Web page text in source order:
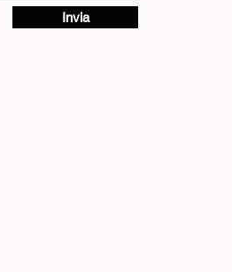
Invia